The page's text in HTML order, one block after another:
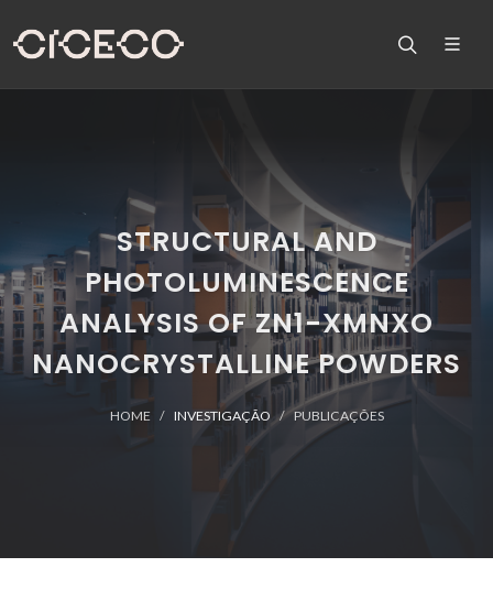
STRUCTURAL AND
PHOTOLUMINESCENCE
ANALYSIS OF ZN1-XMNXO
NANOCRYSTALLINE POWDERS
HOME INVESTIGAÇÃO PUBLICAÇÕES